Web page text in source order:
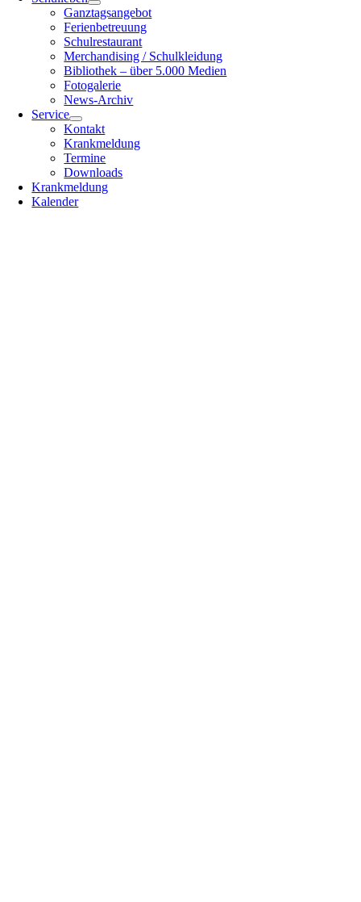
Ganztagsangebot
Ferienbetreuung
Schulrestaurant
Merchandising / Schulkleidung
Bibliothek – über 5.000 Medien
Fotogalerie
News-Archiv
Service
Kontakt
Krankmeldung
Termine
Downloads
Krankmeldung
Kalender